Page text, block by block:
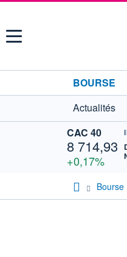
Menu
BOURSE
Actualités
CAC 40
8 714,93
+0,17%
Bourse